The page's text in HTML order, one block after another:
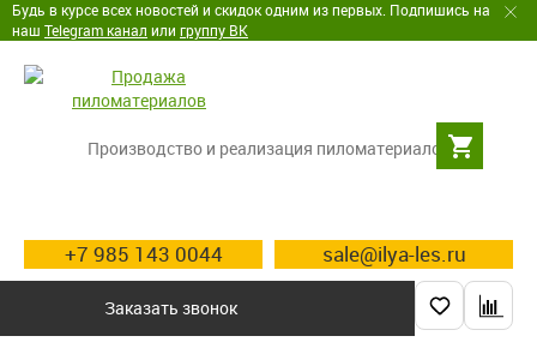
Будь в курсе всех новостей и скидок одним из первых. Подпишись на
наш Telegram канал или группу ВК
Производство и реализация пиломатериалов
+7 985 143 0044 sale@ilya-les.ru
Заказать звонок